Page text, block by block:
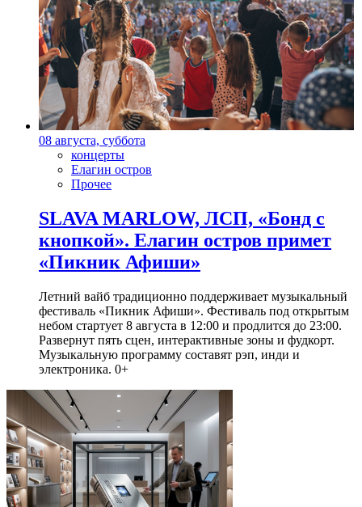
08 августа, суббота
концерты
Елагин остров
Прочее
SLAVA MARLOW, ЛСП, «Бонд с
кнопкой». Елагин остров примет
«Пикник Афиши»
Летний вайб традиционно поддерживает музыкальный
фестиваль «Пикник Афиши». Фестиваль под открытым
небом стартует 8 августа в 12:00 и продлится до 23:00.
Развернут пять сцен, интерактивные зоны и фудкорт.
Музыкальную программу составят рэп, инди и
электроника. 0+